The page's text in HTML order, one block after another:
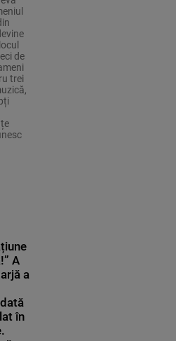
de
trei
A
a
în